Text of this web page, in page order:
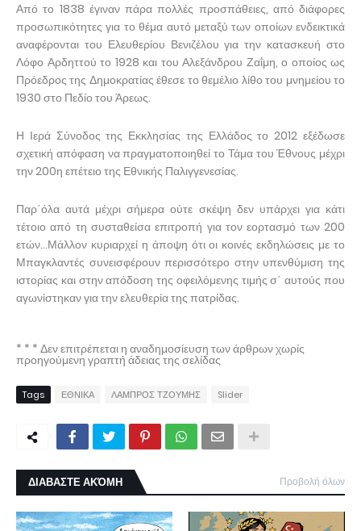
Από το 1838 έγιναν πάρα πολλές προσπάθειες, από διάφορες
προσωπικότητες για το θέμα αυτό μεταξύ των οποίων ενδεικτικά
αναφέρονται του Ελευθερίου Βενιζέλου για την κατασκευή στο
Λόφο Αρδηττού το 1928 και του Αλεξάνδρου Ζαΐμη, ο οποίος ως
Πρόεδρος της Δημοκρατίας έθεσε το θεμέλιο λίθο του μνημείου το
1930 στο Πεδίο του Άρεως.
Η Ιερά Σύνοδος της Εκκλησίας της Ελλάδος το 2012 εξέδωσε
σχετική απόφαση να πραγματοποιηθεί το Τάμα του Έθνους μέχρι
την 200η επέτειο της Εθνικής Παλιγγενεσίας.
Παρ΄όλα αυτά μέχρι σήμερα ούτε σκέψη δεν υπάρχει για κάτι
τέτοιο από τη συσταθείσα επιτροπή για τον εορτασμό των 200
ετών…Μάλλον κυριαρχεί η άποψη ότι οι κοινές εκδηλώσεις με το
Μπαγκλαντές συνεισφέρουν περισσότερο στην υπενθύμιση της
ιστορίας και στην απόδοση της οφειλόμενης τιμής σ΄ αυτούς που
αγωνίστηκαν για την ελευθερία της πατρίδας.
* * * Δεν επιτρέπεται η αναδημοσίευση των άρθρων χωρίς
προηγούμενη γραπτή άδειας της σελίδας
Tags ΕΘΝΙΚΑ ΛΑΜΠΡΟΣ ΤΖΟΥΜΗΣ Slider
ΔΙΑΒΑΣΤΕ ΑΚΌΜΗ Προβολή όλων